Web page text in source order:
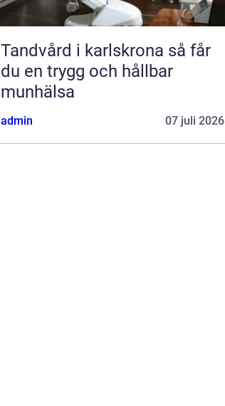
Tandvård i karlskrona så får
du en trygg och hållbar
munhälsa
admin 07 juli 2026